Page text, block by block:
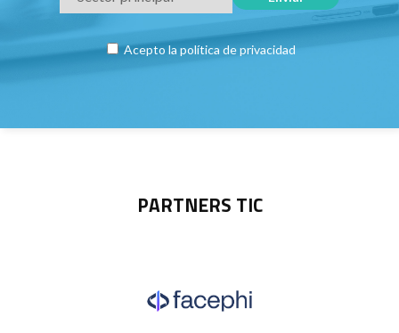
Acepto la política de privacidad
PARTNERS TIC